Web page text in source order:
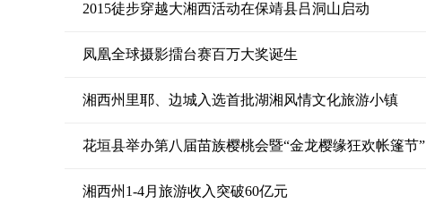
2015徒步穿越大湘西活动在保靖县吕洞山启动
凤凰全球摄影擂台赛百万大奖诞生
湘西州里耶、边城入选首批湖湘风情文化旅游小镇
花垣县举办第八届苗族樱桃会暨“金龙樱缘狂欢帐篷节”
湘西州1-4月旅游收入突破60亿元